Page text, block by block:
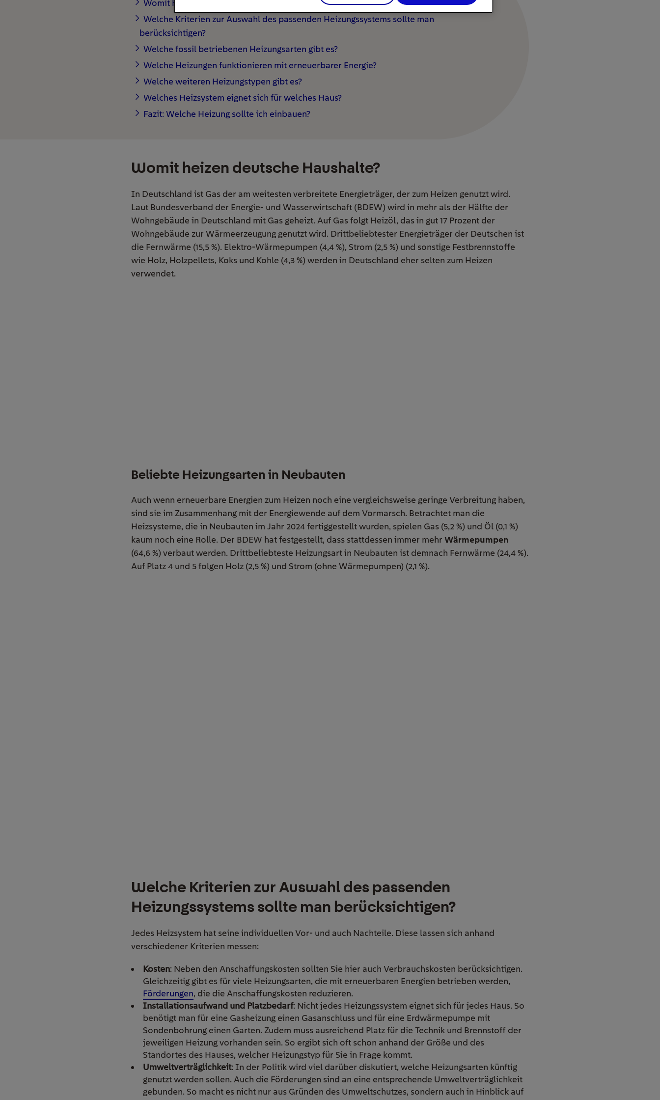
Womit heizen deutsche Haushalte?
Welche Kriterien zur Auswahl des passenden Heizungssystems sollte man
berücksichtigen?
Welche fossil betriebenen Heizungsarten gibt es?
Welche Heizungen funktionieren mit erneuerbarer Energie?
Welche weiteren Heizungstypen gibt es?
Welches Heizsystem eignet sich für welches Haus?
Fazit: Welche Heizung sollte ich einbauen?
Womit heizen deutsche Haushalte?
In Deutschland ist Gas der am weitesten verbreitete Energieträger, der zum Heizen genutzt wird.
Laut Bundesverband der Energie- und Wasserwirtschaft (BDEW) wird in mehr als der Hälfte der
Wohngebäude in Deutschland mit Gas geheizt. Auf Gas folgt Heizöl, das in gut 17 Prozent der
Wohngebäude zur Wärmeerzeugung genutzt wird. Drittbeliebtester Energieträger der Deutschen ist
die Fernwärme (15,5 %). Elektro-Wärmepumpen (4,4 %), Strom (2,5 %) und sonstige Festbrennstoffe
wie Holz, Holzpellets, Koks und Kohle (4,3 %) werden in Deutschland eher selten zum Heizen
verwendet.
Beliebte Heizungsarten in Neubauten
Auch wenn erneuerbare Energien zum Heizen noch eine vergleichsweise geringe Verbreitung haben,
sind sie im Zusammenhang mit der Energiewende auf dem Vormarsch. Betrachtet man die
Heizsysteme, die in Neubauten im Jahr 2024 fertiggestellt wurden, spielen Gas (5,2 %) und Öl (0,1 %)
kaum noch eine Rolle. Der BDEW hat festgestellt, dass stattdessen immer mehr Wärmepumpen
(64,6 %) verbaut werden. Drittbeliebteste Heizungsart in Neubauten ist demnach Fernwärme (24,4 %).
Auf Platz 4 und 5 folgen Holz (2,5 %) und Strom (ohne Wärmepumpen) (2,1 %).
Welche Kriterien zur Auswahl des passenden
Heizungssystems sollte man berücksichtigen?
Jedes Heizsystem hat seine individuellen Vor- und auch Nachteile. Diese lassen sich anhand
verschiedener Kriterien messen:
Kosten: Neben den Anschaffungskosten sollten Sie hier auch Verbrauchskosten berücksichtigen.
Gleichzeitig gibt es für viele Heizungsarten, die mit erneuerbaren Energien betrieben werden,
Förderungen, die die Anschaffungskosten reduzieren.
Installationsaufwand und Platzbedarf: Nicht jedes Heizungssystem eignet sich für jedes Haus. So
benötigt man für eine Gasheizung einen Gasanschluss und für eine Erdwärmepumpe mit
Sondenbohrung einen Garten. Zudem muss ausreichend Platz für die Technik und Brennstoff der
jeweiligen Heizung vorhanden sein. So ergibt sich oft schon anhand der Größe und des
Standortes des Hauses, welcher Heizungstyp für Sie in Frage kommt.
Umweltverträglichkeit: In der Politik wird viel darüber diskutiert, welche Heizungsarten künftig
genutzt werden sollen. Auch die Förderungen sind an eine entsprechende Umweltverträglichkeit
gebunden. So macht es nicht nur aus Gründen des Umweltschutzes, sondern auch in Hinblick auf